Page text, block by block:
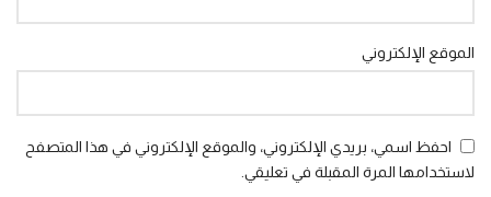
الموقع الإلكتروني
احفظ اسمي، بريدي الإلكتروني، والموقع الإلكتروني في هذا المتصفح
لاستخدامها المرة المقبلة في تعليقي.